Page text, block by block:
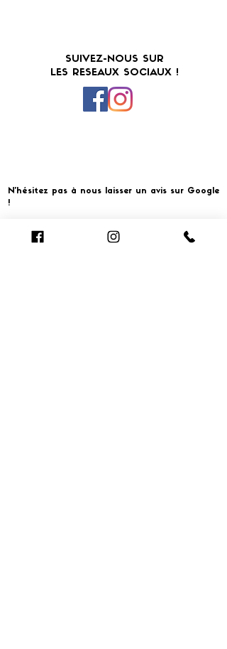
SUIVEZ-NOUS SUR
LES RESEAUX SOCIAUX !
N'hésitez pas à nous laisser un avis sur Google
!